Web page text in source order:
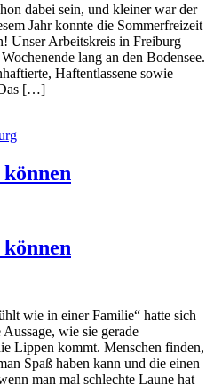
dabei sein, und kleiner war der
Jahr konnte die Sommerfreizeit
Unser Arbeitskreis in Freiburg
lang an den Bodensee.
Haftentlassene sowie
Das […]
wie in einer Familie“ hatte sich
wie sie gerade
Lippen kommt. Menschen finden,
Spaß haben kann und die einen
man mal schlechte Laune hat –